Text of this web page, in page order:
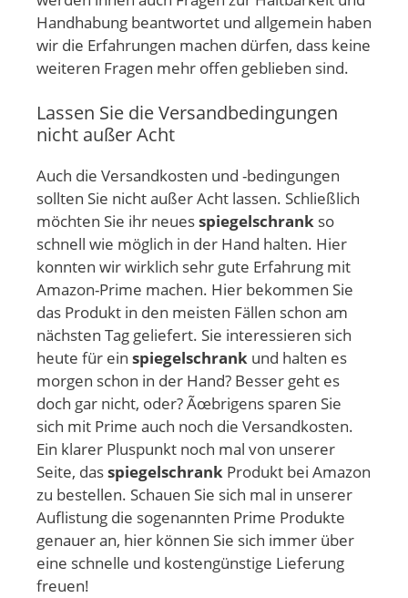
Handhabung beantwortet und allgemein haben
wir die Erfahrungen machen dürfen, dass keine
weiteren Fragen mehr offen geblieben sind.
Lassen Sie die Versandbedingungen
nicht außer Acht
Auch die Versandkosten und -bedingungen
sollten Sie nicht außer Acht lassen. Schließlich
möchten Sie ihr neuesspiegelschrank so
schnell wie möglich in der Hand halten. Hier
konnten wir wirklich sehr gute Erfahrung mit
Amazon-Prime machen. Hier bekommen Sie
das Produkt in den meisten Fällen schon am
nächsten Tag geliefert. Sie interessieren sich
heute für ein spiegelschrank und halten es
morgen schon in der Hand? Besser geht es
doch gar nicht, oder? Ãœbrigens sparen Sie
sich mit Prime auch noch die Versandkosten.
Ein klarer Pluspunkt noch mal von unserer
Seite, dasspiegelschrank Produkt bei Amazon
zu bestellen. Schauen Sie sich mal in unserer
Auflistung die sogenannten Prime Produkte
genauer an, hier können Sie sich immer über
eine schnelle und kostengünstige Lieferung
freuen!